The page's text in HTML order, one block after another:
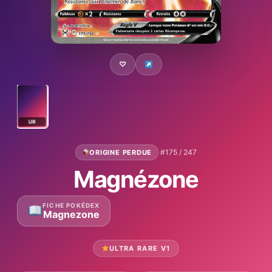
♡
UR
ORIGINE PERDUE ·#175 / 247
Magnézone
FICHE POKÉDEX
Magnezone
ULTRA RARE V1